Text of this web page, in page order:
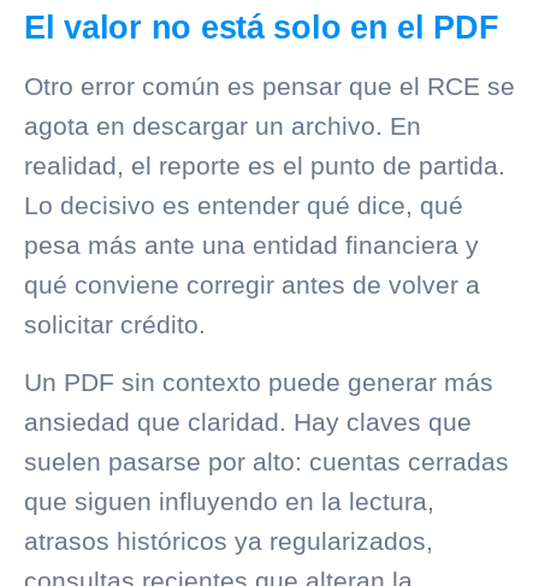
El valor no está solo en el PDF
Otro error común es pensar que el RCE se
agota en descargar un archivo. En
realidad, el reporte es el punto de partida.
Lo decisivo es entender qué dice, qué
pesa más ante una entidad financiera y
qué conviene corregir antes de volver a
solicitar crédito.
Un PDF sin contexto puede generar más
ansiedad que claridad. Hay claves que
suelen pasarse por alto: cuentas cerradas
que siguen influyendo en la lectura,
atrasos históricos ya regularizados,
consultas recientes que alteran la